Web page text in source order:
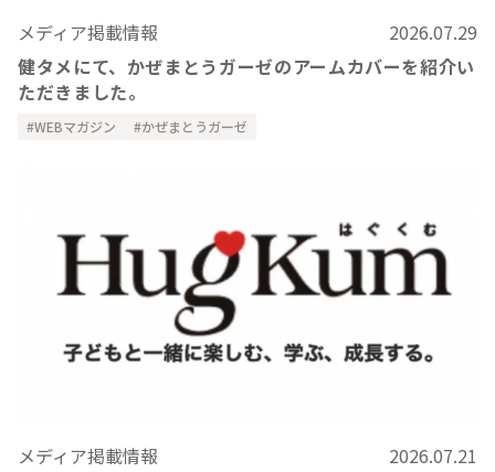
メディア掲載情報
2026.07.29
健タメにて、かぜまとうガーゼのアームカバーを紹介い
ただきました。
WEBマガジン かぜまとうガーゼ
メディア掲載情報
2026.07.21